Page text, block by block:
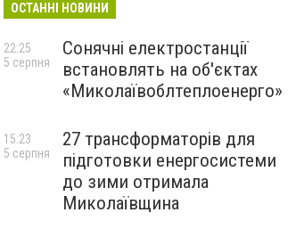
ОСТАННІ НОВИНИ
Сонячні електростанції
встановлять на об'єктах
«Миколаївоблтеплоенерго»
22:25
5 серпня
27 трансформаторів для
підготовки енергосистеми
до зими отримала
Миколаївщина
15:23
5 серпня